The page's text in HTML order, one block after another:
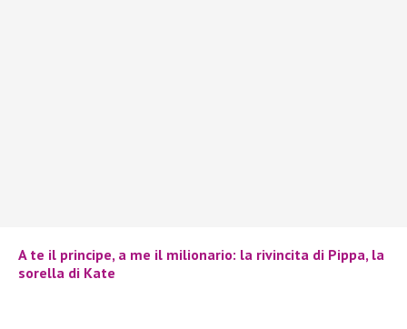
A te il principe, a me il milionario: la rivincita di Pippa, la
sorella di Kate